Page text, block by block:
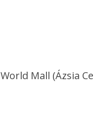
World Mall (Ázsia